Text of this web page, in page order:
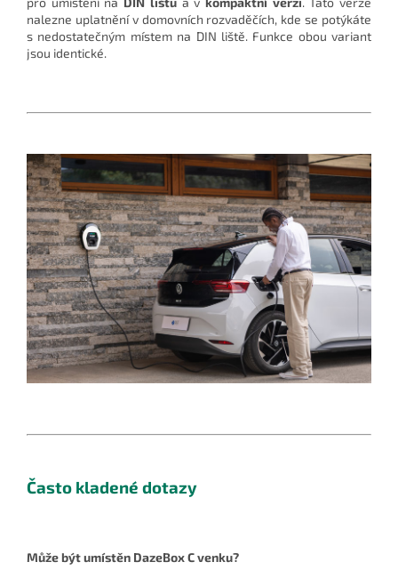
nalezne uplatnění v domovních rozvaděčích, kde se potýkáte
s nedostatečným místem na DIN liště. Funkce obou variant
jsou identické.
Často kladené dotazy
Může být umístěn DazeBox C venku?